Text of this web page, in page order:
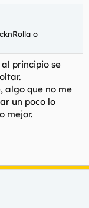
o
principio se
algo que no me
un poco lo
mejor.